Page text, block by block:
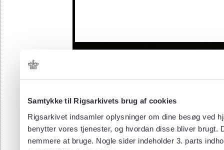
Samtykke til Rigsarkivets brug af cookies
Rigsarkivet indsamler oplysninger om dine besøg ved
benytter vores tjenester, og hvordan disse bliver
nemmere at bruge. Nogle sider indeholder 3. parts